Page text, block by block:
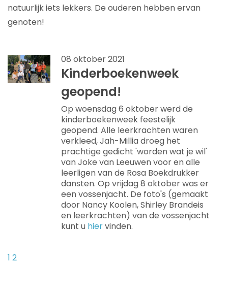
natuurlijk iets lekkers. De ouderen hebben ervan
genoten!
08 oktober 2021
Kinderboekenweek
geopend!
Op woensdag 6 oktober werd de
kinderboekenweek feestelijk
geopend. Alle leerkrachten waren
verkleed, Jah-Millia droeg het
prachtige gedicht 'worden wat je wil'
van Joke van Leeuwen voor en alle
leerligen van de Rosa Boekdrukker
dansten. Op vrijdag 8 oktober was er
een vossenjacht. De foto's (gemaakt
door Nancy Koolen, Shirley Brandeis
en leerkrachten) van de vossenjacht
kunt u hiervinden.
1 2